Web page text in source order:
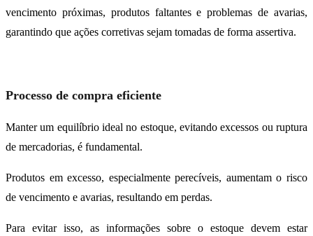
vencimento próximas, produtos faltantes e problemas de avarias,
garantindo que ações corretivas sejam tomadas de forma assertiva.
Processo de compra eficiente
Manter um equilíbrio ideal no estoque, evitando excessos ou ruptura
de mercadorias, é fundamental.
Produtos em excesso, especialmente perecíveis, aumentam o risco
de vencimento e avarias, resultando em perdas.
Para evitar isso, as informações sobre o estoque devem estar